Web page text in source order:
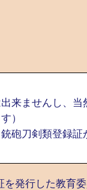
来ませんし、当
）
砲刀剣類登録証
発行した教育委